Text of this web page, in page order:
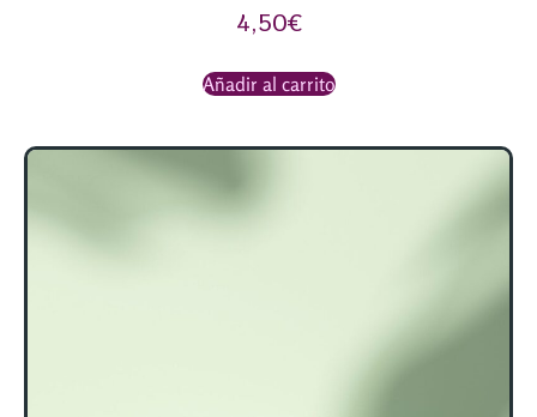
4,50€
Añadir al carrito